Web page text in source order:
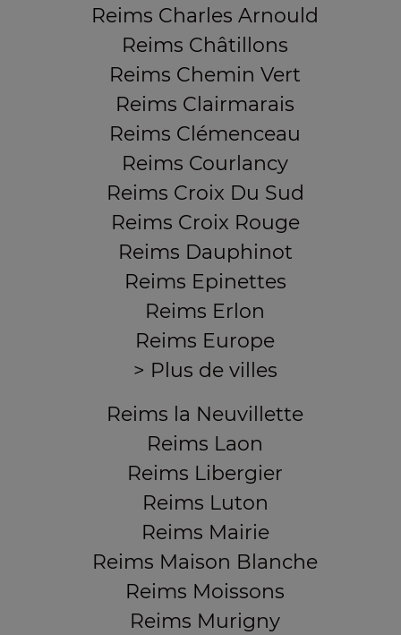
Reims Charles Arnould
Reims Châtillons
Reims Chemin Vert
Reims Clairmarais
Reims Clémenceau
Reims Courlancy
Reims Croix Du Sud
Reims Croix Rouge
Reims Dauphinot
Reims Epinettes
Reims Erlon
Reims Europe
> Plus de villes
Reims la Neuvillette
Reims Laon
Reims Libergier
Reims Luton
Reims Mairie
Reims Maison Blanche
Reims Moissons
Reims Murigny